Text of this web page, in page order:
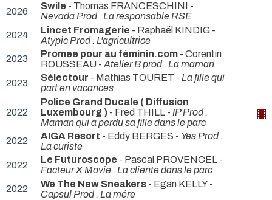
2026 Swile - Thomas FRANCESCHINI -
Nevada Prod . La responsable RSE
2024
Lincet Fromagerie - Raphaël KINDIG -
Atypic Prod . L'agricultrice
2023
Promee pour au féminin.com - Corentin
ROUSSEAU - Atelier B prod . La maman
2023
Sélectour - Mathias TOURET - La fille qui
part en vacances
2022
Police Grand Ducale ( Diffusion
Luxembourg ) - Fred THILL - IP Prod .
Maman qui a perdu sa fille dans le parc
2022
AIGA Resort - Eddy BERGES - Yes Prod .
La curiste
2022
Le Futuroscope - Pascal PROVENCEL -
Facteur X Movie . La cliente dans le parc
2022
We The New Sneakers - Egan KELLY -
Capsul Prod . La mére